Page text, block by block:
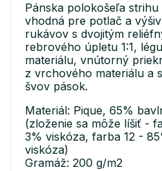
Pánska polokošeľa
vhodná pre potlač a
rukávov s dvojitým
rebrového úpletu 1:1,
materiálu, vnútorný
z vrchového materiálu a
švov pások.
Materiál: Pique, 65%
(zloženie sa môže líšiť -
3% viskóza, farba 12 -
viskóza)
Gramáž: 200 g/m2